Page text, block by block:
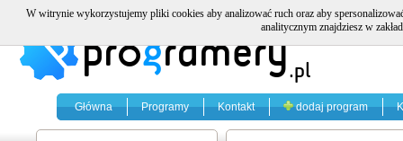
Główna Programy Kontakt dodaj program
W witrynie wykorzystujemy pliki cookies aby analizować ruch oraz aby
analitycznym znajdziesz w